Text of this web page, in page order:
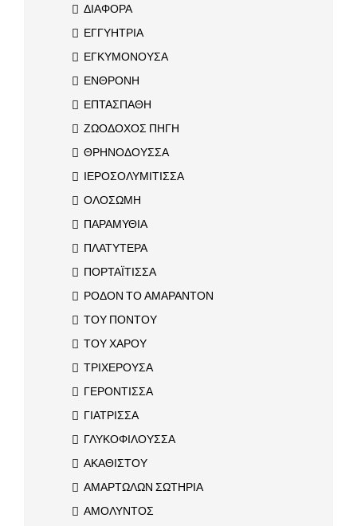
ΔΙΑΦΟΡΑ
ΕΓΓΥΗΤΡΙΑ
ΕΓΚΥΜΟΝΟΥΣΑ
ΕΝΘΡΟΝΗ
ΕΠΤΑΣΠΑΘΗ
ΖΩΟΔΟΧΟΣ ΠΗΓΗ
ΘΡΗΝΟΔΟΥΣΣΑ
ΙΕΡΟΣΟΛΥΜΙΤΙΣΣΑ
ΟΛΟΣΩΜΗ
ΠΑΡΑΜΥΘΙΑ
ΠΛΑΤΥΤΕΡΑ
ΠΟΡΤΑΪΤΙΣΣΑ
ΡΟΔΟΝ ΤΟ ΑΜΑΡΑΝΤΟΝ
ΤΟΥ ΠΟΝΤΟΥ
ΤΟΥ ΧΑΡΟΥ
ΤΡΙΧΕΡΟΥΣΑ
ΓΕΡΟΝΤΙΣΣΑ
ΓΙΑΤΡΙΣΣΑ
ΓΛΥΚΟΦΙΛΟΥΣΣΑ
ΑΚΑΘΙΣΤΟΥ
ΑΜΑΡΤΩΛΩΝ ΣΩΤΗΡΙΑ
ΑΜΟΛΥΝΤΟΣ